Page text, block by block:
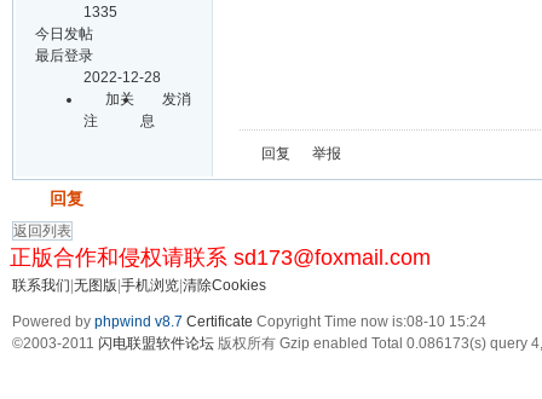
1335
今日发帖
最后登录
2022-12-28
加关
注
发消
息
回复 举报
回复
返回列表
正版合作和侵权请联系 sd173@foxmail.com
联系我们 无图版 手机浏览 清除Cookies
Powered by phpwind v8.7 Certificate Copyright Time now is:08-10 15:24
©2003-2011 闪电联盟软件论坛 版权所有 Gzip enabled Total 0.086173(s) query 4,